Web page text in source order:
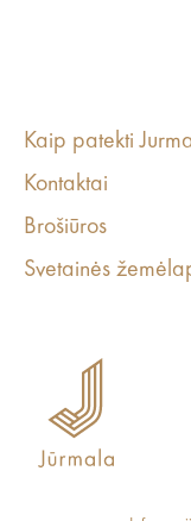
Kaip patekti
Kontaktai
Brošiūros
Svetainės